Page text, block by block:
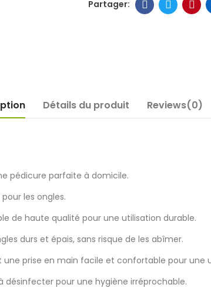
Détails du produit Reviews(0)
pédicure parfaite à domicile.
les ongles.
de haute qualité pour une utilisation durable.
durs et épais, sans risque de les abîmer.
prise en main facile et confortable pour une
pour une hygiène irréprochable.